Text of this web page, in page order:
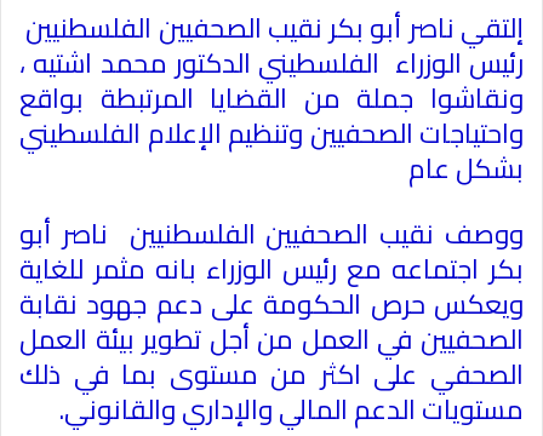
إلتقي ناصر أبو بكر نقيب الصحفيين الفلسطنيين
رئيس الوزراء الفلسطيني الدكتور محمد اشتيه ،
ونقاشوا جملة من القضايا المرتبطة بواقع
واحتياجات الصحفيين وتنظيم الإعلام الفلسطيني
بشكل عام
ووصف نقيب الصحفيين الفلسطنيين ناصر أبو
بكر اجتماعه مع رئيس الوزراء بانه مثمر للغاية
ويعكس حرص الحكومة على دعم جهود نقابة
الصحفيين في العمل من أجل تطوير بيئة العمل
الصحفي على اكثر من مستوى بما في ذلك
مستويات الدعم المالي والإداري والقانوني.